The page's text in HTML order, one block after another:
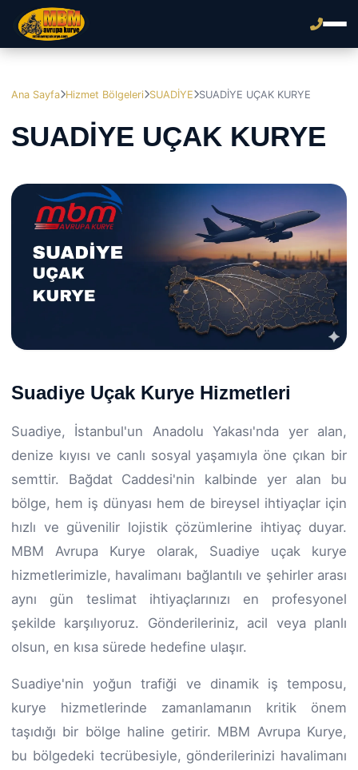
Ana Sayfa Hizmet Bölgeleri SUADİYE SUADİYE UÇAK KURYE
SUADİYE UÇAK KURYE
Suadiye Uçak Kurye Hizmetleri
Suadiye, İstanbul'un Anadolu Yakası'nda yer alan,
denize kıyısı ve canlı sosyal yaşamıyla öne çıkan bir
semttir. Bağdat Caddesi'nin kalbinde yer alan bu
bölge, hem iş dünyası hem de bireysel ihtiyaçlar için
hızlı ve güvenilir lojistik çözümlerine ihtiyaç duyar.
MBM Avrupa Kurye olarak, Suadiye uçak kurye
hizmetlerimizle, havalimanı bağlantılı ve şehirler arası
aynı gün teslimat ihtiyaçlarınızı en profesyonel
şekilde karşılıyoruz. Gönderileriniz, acil veya planlı
olsun, en kısa sürede hedefine ulaşır.
Suadiye'nin yoğun trafiği ve dinamik iş temposu,
kurye hizmetlerinde zamanlamanın kritik önem
taşıdığı bir bölge haline getirir. MBM Avrupa Kurye,
bu bölgedeki tecrübesiyle, gönderilerinizi havalimanı